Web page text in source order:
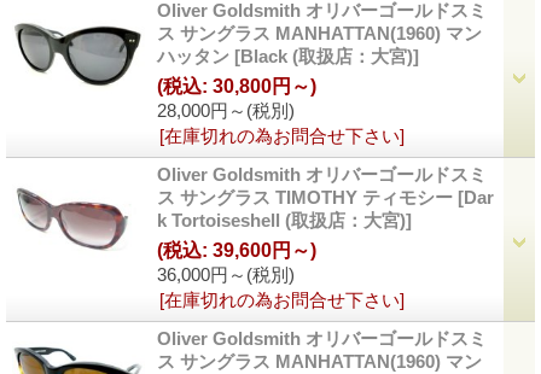
Oliver Goldsmith オリバーゴールドスミ
ス サングラス MANHATTAN(1960) マン
ハッタン [Black (取扱店：大宮)]
28,000円～ (税別)
(税込: 30,800円～)
[在庫切れの為お問合せ下さい]
Oliver Goldsmith オリバーゴールドスミ
ス サングラス TIMOTHY ティモシー [Dar
k Tortoiseshell (取扱店：大宮)]
36,000円～ (税別)
(税込: 39,600円～)
[在庫切れの為お問合せ下さい]
Oliver Goldsmith オリバーゴールドスミ
ス サングラス MANHATTAN(1960) マン